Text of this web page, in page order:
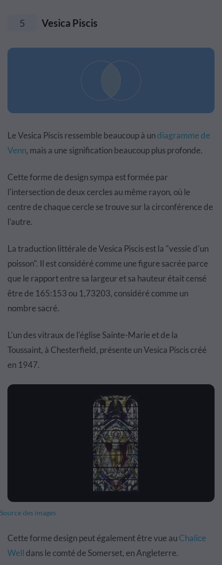
5 Vesica Piscis
Le Vesica Piscis ressemble beaucoup à undiagramme de
Venn, mais a une signification beaucoup plus profonde.
Cette forme de design sympa est formée par
l'intersection de deux cercles au même rayon, où le
centre de chaque cercle se trouve sur la circonférence de
l'autre.
La traduction littérale de Vesica Piscis est la "vessie d'un
poisson". Il est considéré comme une figure sacrée parce
que le rapport entre sa largeur et sa hauteur était censé
être de 165:153 ou 1,73203, considéré comme un
nombre sacré.
L'un des vitraux de l'église Sainte-Marie et de la
Toussaint, à Chesterfield, présente un Vesica Piscis créé
en 1947.
Source des images
Cette forme design peut également être vue au Chalice
Well dans le comté de Somerset, en Angleterre.